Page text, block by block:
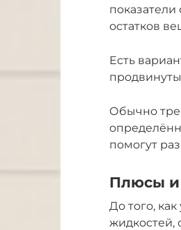
остатков
Есть
Обычно
помогут
Плюсы
До того,
жидкостей,